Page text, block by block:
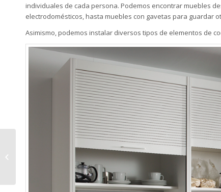
individuales de cada persona. Podemos encontrar muebles
electrodomésticos, hasta muebles con gavetas para guardar
Asimismo, podemos instalar diversos tipos de elementos de
5 Ventajas de un suelo